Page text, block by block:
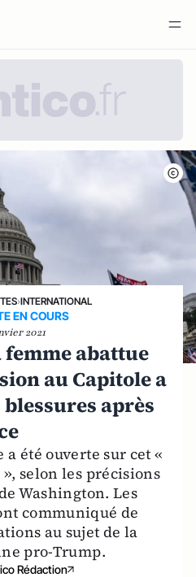
›INTERNATIONAL
EN COURS
2021
abattue
au Capitole a
blessures après
été ouverte sur cet «
selon les précisions
Washington. Les
communiqué de
au sujet de la
pro-Trump.
Rédaction